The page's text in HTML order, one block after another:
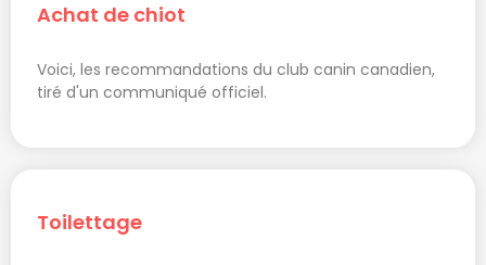
Achat de chiot
Voici, les recommandations du club canin canadien,
tiré d'un communiqué officiel.
Toilettage